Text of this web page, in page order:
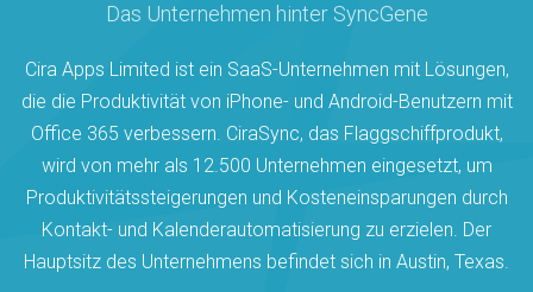
Das Unternehmen hinter SyncGene
Cira Apps Limited ist ein SaaS-Unternehmen mit Lösungen,
die die Produktivität von iPhone- und Android-Benutzern mit
Office 365 verbessern. CiraSync, das Flaggschiffprodukt,
wird von mehr als 12.500 Unternehmen eingesetzt, um
Produktivitätssteigerungen und Kosteneinsparungen durch
Kontakt- und Kalenderautomatisierung zu erzielen. Der
Hauptsitz des Unternehmens befindet sich in Austin, Texas.